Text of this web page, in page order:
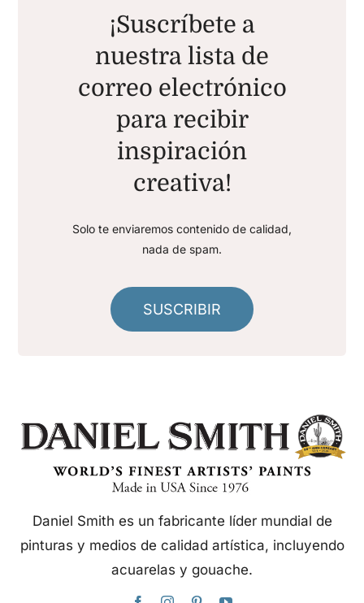
¡Suscríbete a
nuestra lista de
correo electrónico
para recibir
inspiración
creativa!
Solo te enviaremos contenido de calidad,
nada de spam.
SUSCRIBIR
Daniel Smith es un fabricante líder mundial de
pinturas y medios de calidad artística, incluyendo
acuarelas y gouache.